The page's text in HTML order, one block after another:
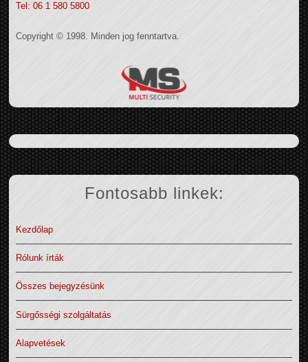
Tel: 06 1 580 5800
Copyright © 1998. Minden jog fenntartva.
Fontosabb linkek:
Kezdőlap
Rólunk írták
Összes bejegyzésünk
Sürgősségi szolgáltatás
Alapvetések